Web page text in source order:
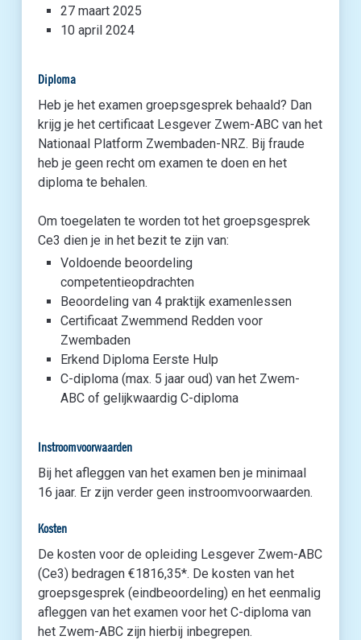
27 maart 2025
10 april 2024
Diploma
Heb je het examen groepsgesprek behaald? Dan
krijg je het certificaat Lesgever Zwem-ABC van het
Nationaal Platform Zwembaden-NRZ. Bij fraude
heb je geen recht om examen te doen en het
diploma te behalen.
Om toegelaten te worden tot het groepsgesprek
Ce3 dien je in het bezit te zijn van:
Voldoende beoordeling
competentieopdrachten
Beoordeling van 4 praktijk examenlessen
Certificaat Zwemmend Redden voor
Zwembaden
Erkend Diploma Eerste Hulp
C-diploma (max. 5 jaar oud) van het Zwem-
ABC of gelijkwaardig C-diploma
Instroomvoorwaarden
Bij het afleggen van het examen ben je minimaal
16 jaar. Er zijn verder geen instroomvoorwaarden.
Kosten
De kosten voor de opleiding Lesgever Zwem-ABC
(Ce3) bedragen €1816,35*. De kosten van het
groepsgesprek (eindbeoordeling) en het eenmalig
afleggen van het examen voor het C-diploma van
het Zwem-ABC zijn hierbij inbegrepen.